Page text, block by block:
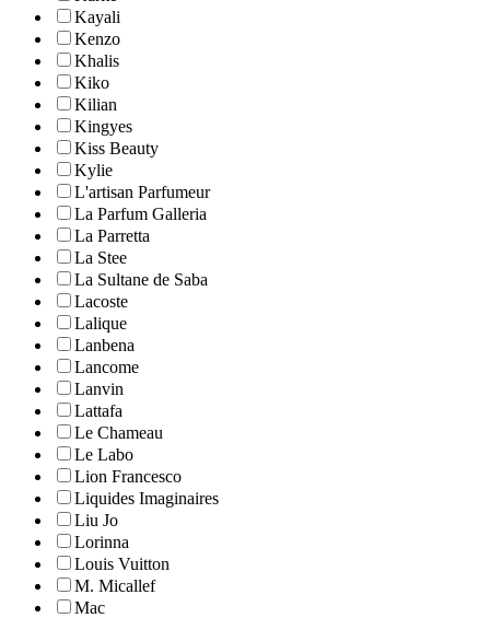
Kayali
Kenzo
Khalis
Kiko
Kilian
Kingyes
Kiss Beauty
Kylie
L'artisan Parfumeur
La Parfum Galleria
La Parretta
La Stee
La Sultane de Saba
Lacoste
Lalique
Lanbena
Lancome
Lanvin
Lattafa
Le Chameau
Le Labo
Lion Francesco
Liquides Imaginaires
Liu Jo
Lorinna
Louis Vuitton
M. Micallef
Mac